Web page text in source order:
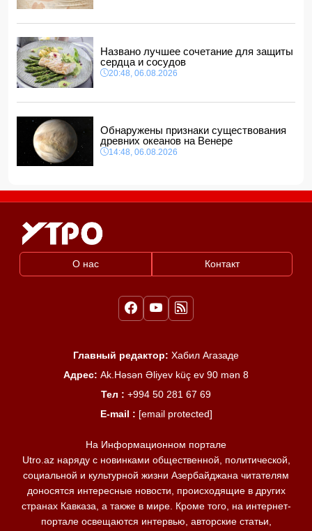
Названо лучшее сочетание для защиты
сердца и сосудов
20:48, 06.08.2026
Обнаружены признаки существования
древних океанов на Венере
14:48, 06.08.2026
О нас Контакт
Главный редактор: Хабил Агазаде
Адрес: Ak.Həsən Əliyev küç ev 90 mən 8
Тел : +994 50 281 67 69
E-mail : [email protected]
На Информационном портале
Utro.az наряду с новинками общественной, политической,
социальной и культурной жизни Азербайджана читателям
доносятся интересные новости, происходящие в других
странах Кавказа, а также в мире. Кроме того, на интернет-
портале освещаются интервью, авторские статьи,